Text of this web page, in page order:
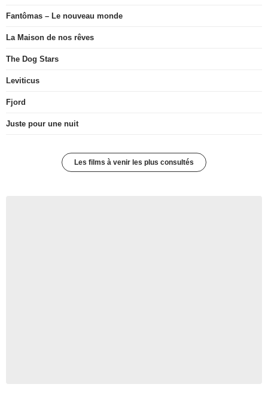
Fantômas – Le nouveau monde
La Maison de nos rêves
The Dog Stars
Leviticus
Fjord
Juste pour une nuit
Les films à venir les plus consultés